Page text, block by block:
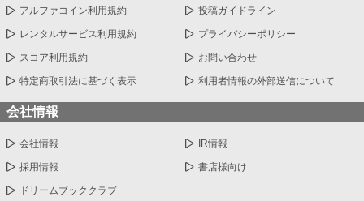
アルファコイン利用規約 投稿ガイドライン
レンタルサービス利用規約 プライバシーポリシー
スコア利用規約 お問い合わせ
特定商取引法に基づく表示 利用者情報の外部送信について
会社情報
会社情報 IR情報
採用情報 書店様向け
ドリームブッククラブ